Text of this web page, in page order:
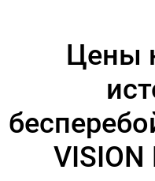
Цены
VISION